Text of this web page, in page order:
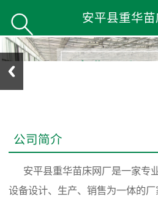
 安平县重华
公司简介
安平县重华苗床网厂是一家专
设备设计、生产、销售为一体的